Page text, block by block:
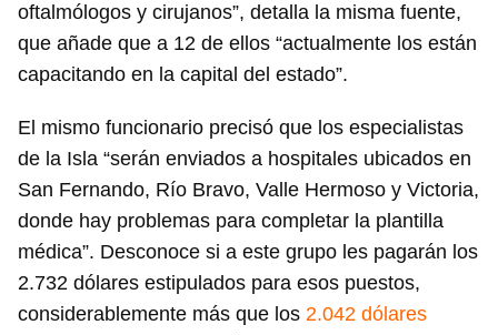
oftalmólogos y cirujanos”, detalla la misma fuente,
que añade que a 12 de ellos “actualmente los están
capacitando en la capital del estado”.
El mismo funcionario precisó que los especialistas
de la Isla “serán enviados a hospitales ubicados en
San Fernando, Río Bravo, Valle Hermoso y Victoria,
donde hay problemas para completar la plantilla
médica”. Desconoce si a este grupo les pagarán los
2.732 dólares estipulados para esos puestos,
considerablemente más que los 2.042 dólares